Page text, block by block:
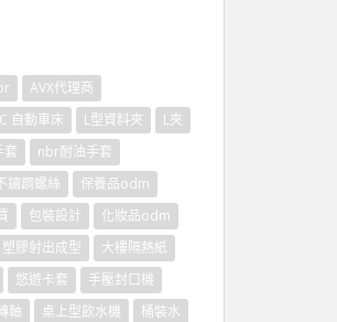
AVX代理商
自動車床 L型資料夾
L夾
套
nbr耐油手套
鏽鋼螺絲
保養品odm
包裝設計
化妝品odm
塑膠射出成型
大樓隔熱紙
悠遊卡套
手壓封口機
軸 桌上型飲水機
桶裝水